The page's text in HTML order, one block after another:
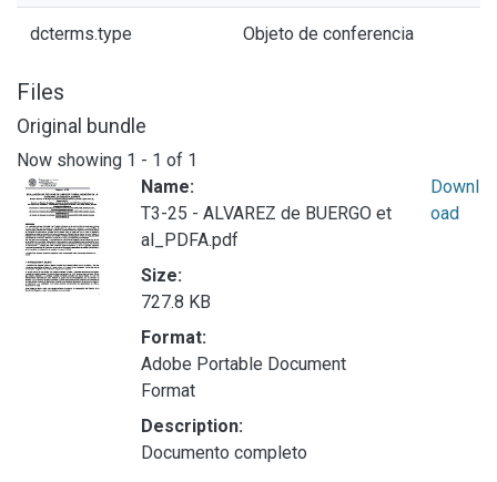
dcterms.type Objeto de conferencia
Files
Original bundle
Now showing 1 - 1 of 1
Name:
T3-25 - ALVAREZ de BUERGO et
al_PDFA.pdf
Size:
727.8 KB
Format:
Adobe Portable Document
Format
Description:
Documento completo
Downl
oad